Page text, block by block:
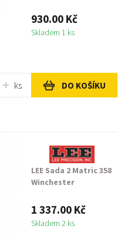
930.00 Kč
Skladem 1 ks
ks DO KOŠÍKU
LEE Sada 2 Matric 358
Winchester
1 337.00 Kč
Skladem 2 ks